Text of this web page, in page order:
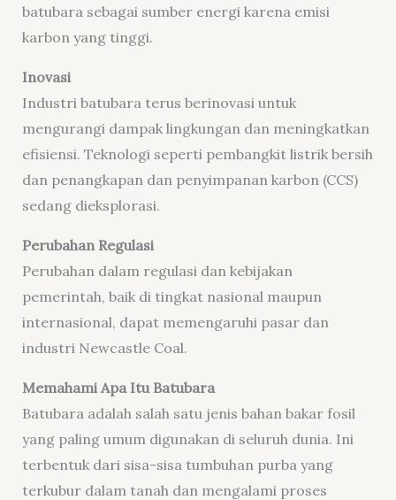
batubara sebagai sumber energi karena emisi
karbon yang tinggi.
Inovasi
Industri batubara terus berinovasi untuk
mengurangi dampak lingkungan dan meningkatkan
efisiensi. Teknologi seperti pembangkit listrik bersih
dan penangkapan dan penyimpanan karbon (CCS)
sedang dieksplorasi.
Perubahan Regulasi
Perubahan dalam regulasi dan kebijakan
pemerintah, baik di tingkat nasional maupun
internasional, dapat memengaruhi pasar dan
industri Newcastle Coal.
Memahami Apa Itu Batubara
Batubara adalah salah satu jenis bahan bakar fosil
yang paling umum digunakan di seluruh dunia. Ini
terbentuk dari sisa-sisa tumbuhan purba yang
terkubur dalam tanah dan mengalami proses